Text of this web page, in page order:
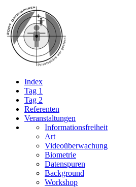
Index
Tag 1
Tag 2
Referenten
Veranstaltungen
Informationsfreiheit
Art
Videoüberwachung
Biometrie
Datenspuren
Background
Workshop